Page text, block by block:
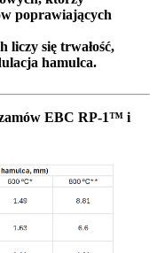
poprawiających
liczy się trwałość,
hamulca.
EBC RP-1™ i